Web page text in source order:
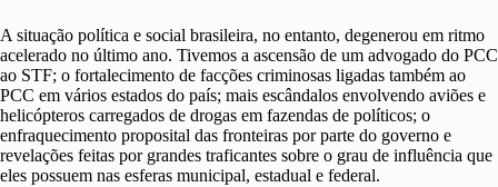
A situação política e social brasileira, no entanto, degenerou em ritmo
acelerado no último ano. Tivemos a ascensão de um advogado do PCC
ao STF; o fortalecimento de facções criminosas ligadas também ao
PCC em vários estados do país; mais escândalos envolvendo aviões e
helicópteros carregados de drogas em fazendas de políticos; o
enfraquecimento proposital das fronteiras por parte do governo e
revelações feitas por grandes traficantes sobre o grau de influência que
eles possuem nas esferas municipal, estadual e federal.